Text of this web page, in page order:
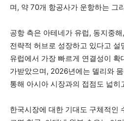
며, 약 70개 항공사가 운항하는 그
공항 측은 아테네가 유럽, 동지중
전략적 허브로 성장하고 있다고
유럽에서 가장 빠르게 연결성이 확
가받았으며, 2026년에는 델리와
통해 아시아 시장과의 접점도 넓히
한국시장에 대한 기대도 구체적인